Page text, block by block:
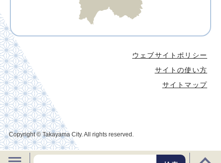
ウェブサイトポリシー
サイトの使い方
サイトマップ
Copyright © Takayama City. All rights reserved.